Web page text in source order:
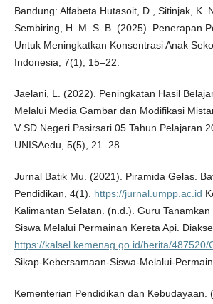
Bandung: Alfabeta.Hutasoit, D., Sitinjak, K.
Sembiring, H. M. S. B. (2025). Penerapan
Untuk Meningkatkan Konsentrasi Anak
Indonesia, 7(1), 15–22.
Jaelani, L. (2022). Peningkatan Hasil
Melalui Media Gambar dan Modifikasi
V SD Negeri Pasirsari 05 Tahun Pelajaran
UNISAedu, 5(5), 21–28.
Jurnal Batik Mu. (2021). Piramida Gelas.
Pendidikan, 4(1). https://jurnal.umpp.ac.id
Kalimantan Selatan. (n.d.). Guru
Siswa Melalui Permainan Kereta Api.
https://kalsel.kemenag.go.id/berita/487520/
Sikap-Kebersamaan-Siswa-Melalui-
Kementerian Pendidikan dan Kebudayaan.